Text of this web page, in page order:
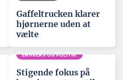
Gaffeltrucken klarer
hjørnerne uden at
vælte
ERHVERV OG POLITIK
Stigende fokus på